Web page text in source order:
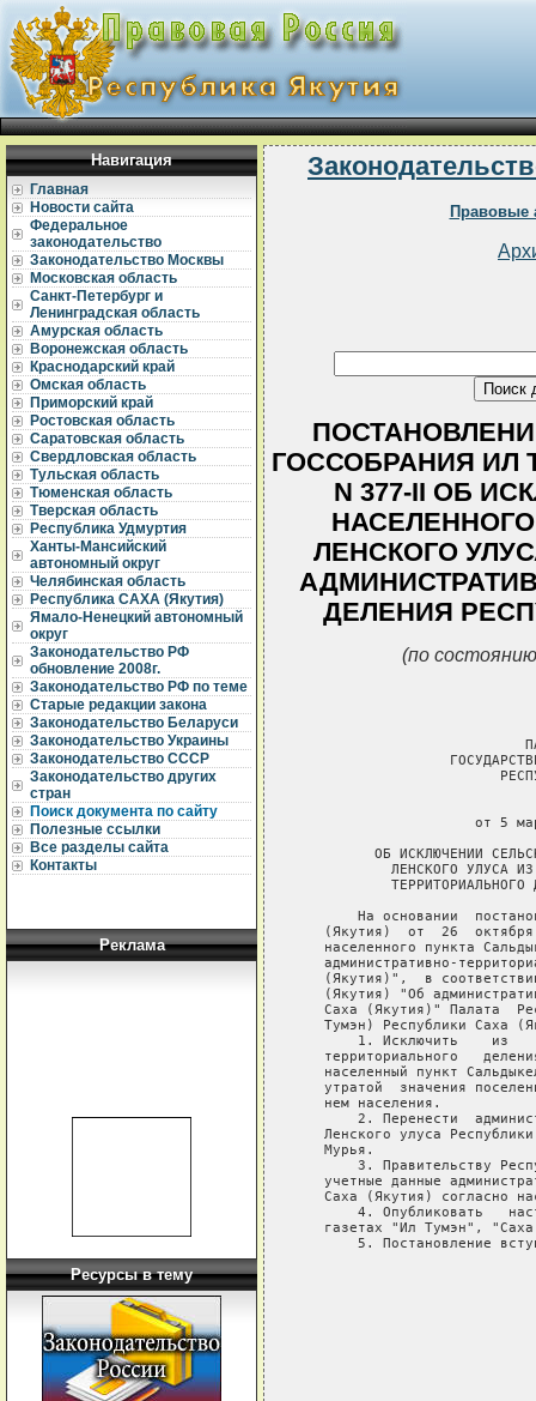
Навигация
Главная
Новости сайта
Федеральное
законодательство
Законодательство Москвы
Московская область
Санкт-Петербург и
Ленинградская область
Амурская область
Воронежская область
Краснодарский край
Омская область
Приморский край
Ростовская область
Саратовская область
Свердловская область
Тульская область
Тюменская область
Тверская область
Республика Удмуртия
Ханты-Мансийский
автономный округ
Челябинская область
Республика САХА (Якутия)
Ямало-Ненецкий автономный
округ
Законодательство РФ
обновление 2008г.
Законодательство РФ по теме
Старые редакции закона
Законодательство Беларуси
Законодательство Украины
Законодательство СССР
Законодательство других
стран
Поиск документа по сайту
Полезные ссылки
Все разделы сайта
Контакты
Реклама
Ресурсы в тему
Правовые
ГОССОБРАНИЯ ИЛ
N 377-II ОБ
ЛЕНСКОГО
ДЕЛЕНИЯ
(по
от 5
ОБ ИСКЛЮЧЕНИИ
ЛЕНСКОГО УЛУСА
ТЕРРИТОРИАЛЬНОГО
На основании
(Якутия)  от  26
населенного пункта
административно-
(Якутия)",  в
(Якутия) "Об
Саха (Якутия)" Палата
Тумэн) Республики Саха
1. Исключить    из
территориального
населенный пункт
утратой  значения
   нем населения.
2. Перенести
Ленского улуса
   Мурья.
3. Правительству
учетные данные
Саха (Якутия) согласно
4. Опубликовать
газетах "Ил Тумэн",
5. Постановление